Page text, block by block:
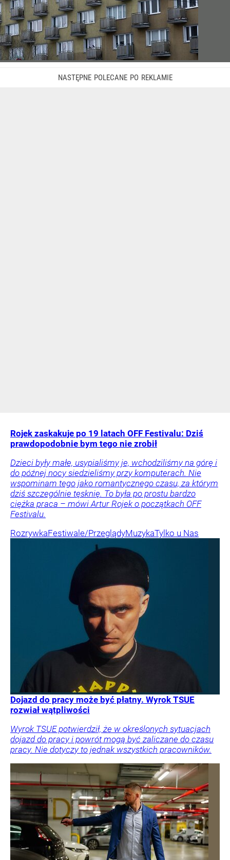
Rojek zaskakuje po 19 latach OFF Festivalu: Dziś
prawdopodobnie bym tego nie zrobił
Dzieci były małe, usypialiśmy je, wchodziliśmy na górę i
do późnej nocy siedzieliśmy przy komputerach. Nie
wspominam tego jako romantycznego czasu, za którym
dziś szczególnie tęsknię. To była po prostu bardzo
ciężka praca – mówi Artur Rojek o początkach OFF
Festivalu.
RozrywkaFestiwale/PrzeglądyMuzykaTylko u Nas
Dojazd do pracy może być płatny. Wyrok TSUE
rozwiał wątpliwości
Wyrok TSUE potwierdził, że w określonych sytuacjach
dojazd do pracy i powrót mogą być zaliczane do czasu
pracy. Nie dotyczy to jednak wszystkich pracowników.